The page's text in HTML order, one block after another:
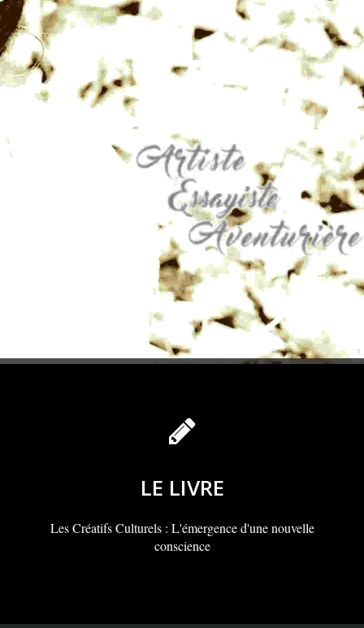
LE LIVRE
Les Créatifs Culturels : L'émergence d'une nouvelle
conscience